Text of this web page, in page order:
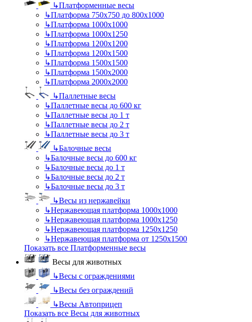
↳Платформенные весы
↳Платформа 750х750 до 800х1000
↳Платформа 1000х1000
↳Платформа 1000х1250
↳Платформа 1200х1200
↳Платформа 1200х1500
↳Платформа 1500х1500
↳Платформа 1500х2000
↳Платформа 2000х2000
↳Паллетные весы
↳Паллетные весы до 600 кг
↳Паллетные весы до 1 т
↳Паллетные весы до 2 т
↳Паллетные весы до 3 т
↳Балочные весы
↳Балочные весы до 600 кг
↳Балочные весы до 1 т
↳Балочные весы до 2 т
↳Балочные весы до 3 т
↳Весы из нержавейки
↳Нержавеющая платформа 1000х1000
↳Нержавеющая платформа 1000х1250
↳Нержавеющая платформа 1250х1250
↳Нержавеющая платформа от 1250х1500
Показать все Платформенные весы
Весы для животных
↳Весы с ограждениями
↳Весы без ограждений
↳Весы Автоприцеп
Показать все Весы для животных